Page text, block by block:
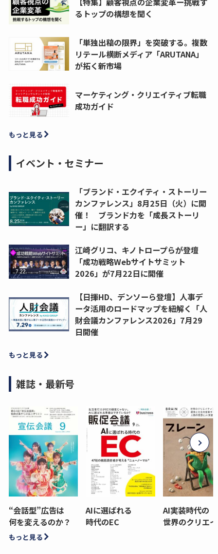
るトップの構想を聞く
「単独出稿の限界」を突破する。複数
リテール横断メディア「ARUTANA」
が拓く新市場
マーケティング・クリエイティブ転職
成功ガイド
もっと見る
イベント・セミナー
「ブランド・エクイティ・ストーリー
カンファレンス」8月25日（火）に開
催！ ブランド力を「成長ストーリ
ー」に翻訳する
江崎グリコ、キノトロープらが登壇
「成功戦略Webサイトサミット
2026」が7月22日に開催
【日揮HD、デンソーら登壇】人事デ
ータ活用のロードマップを紐解く「人
財会議カンファレンス2026」7月29
日開催
もっと見る
雑誌・最新号
“会話型”広告は
何を変えるのか？
AIに選ばれる
時代のEC
AI実装時代の
世界のクリエ
もっと見る